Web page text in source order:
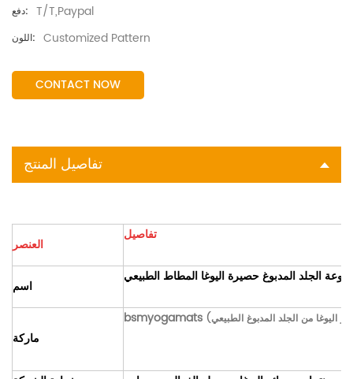
دفع: T/T,Paypal
اللون: Customized Pattern
CONTACT NOW
تفاصيل المنتج
العنصر
تفاصيل
اسم
الجلد المدبوغ حصيرة اليوغا المطاط الطبيعي
ماركة
bsmyogamats